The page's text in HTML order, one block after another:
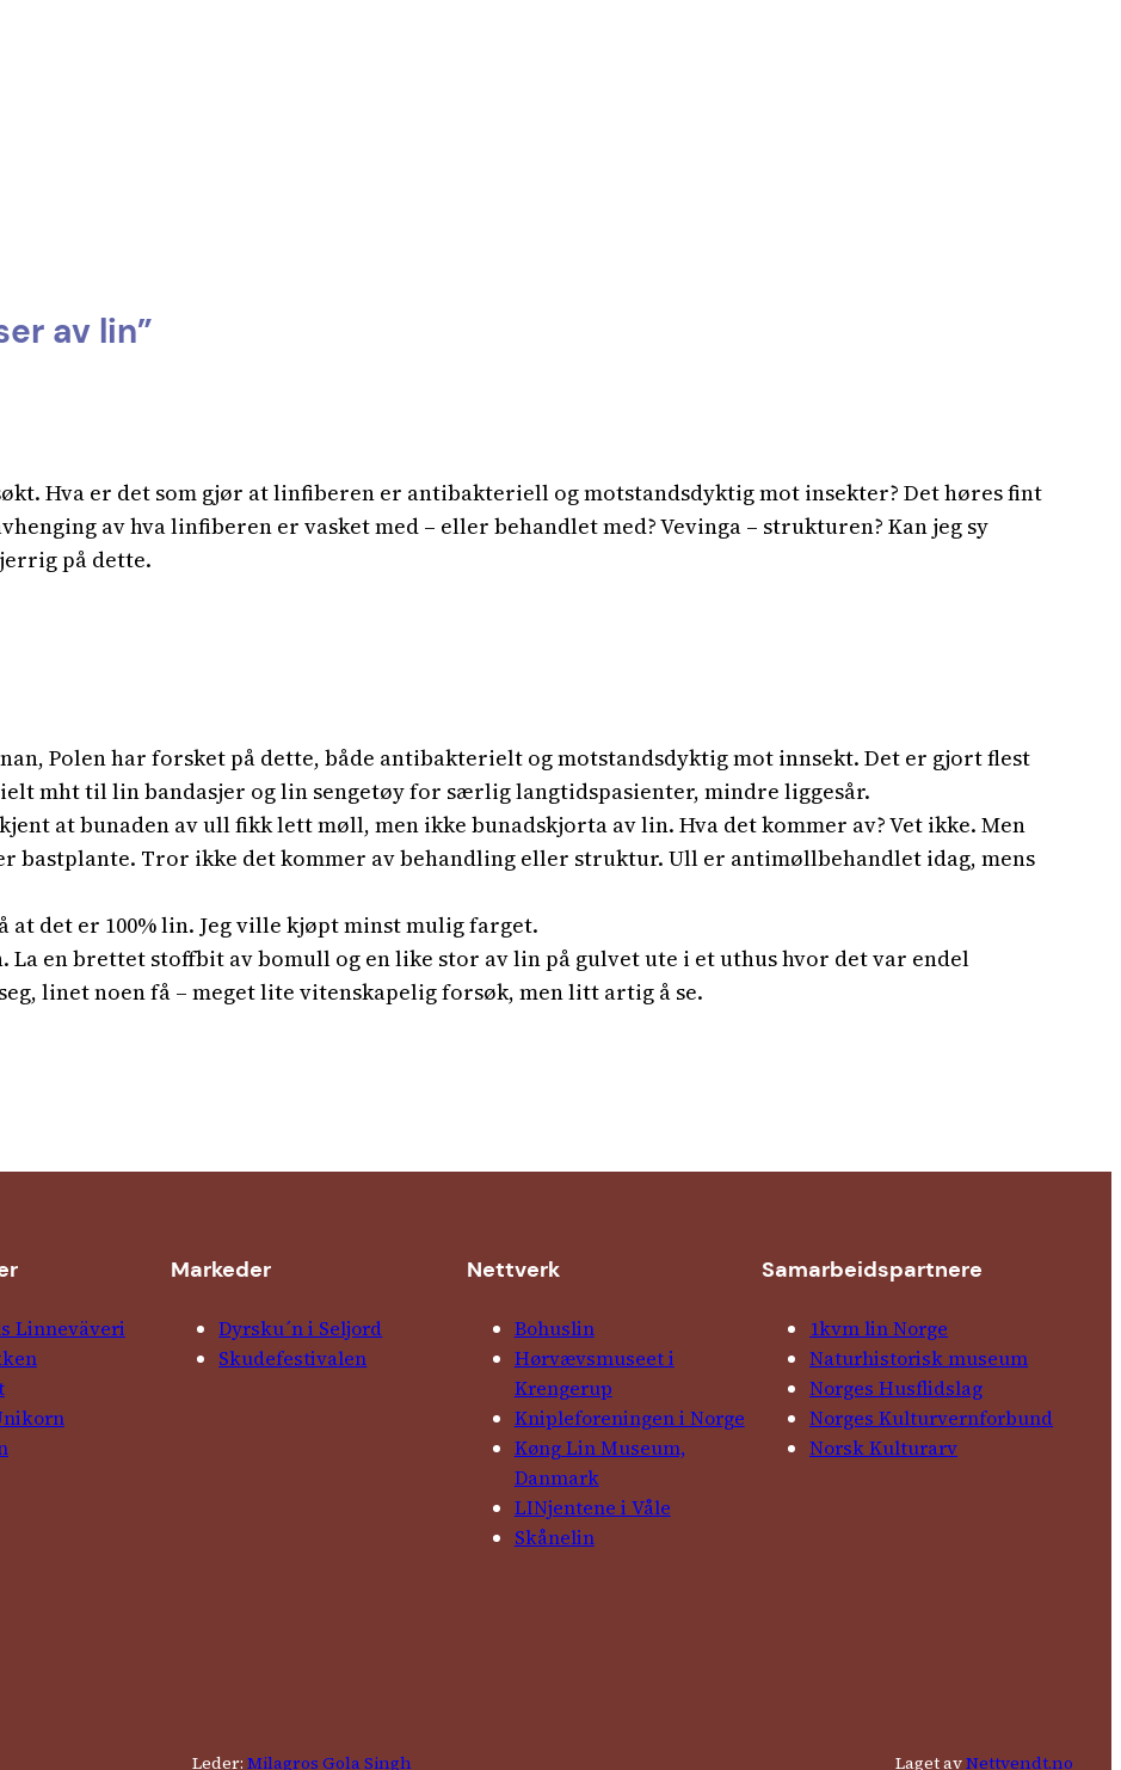
av lin”
Hva er det som gjør at linfiberen er antibakteriell og motstandsdyktig mot insekter? Det høres fint
av hva linfiberen er vasket med – eller behandlet med? Vevinga – strukturen? Kan jeg sy
på dette.
Polen har forsket på dette, både antibakterielt og motstandsdyktig mot innsekt. Det er gjort flest
mht til lin bandasjer og lin sengetøy for særlig langtidspasienter, mindre liggesår.
at bunaden av ull fikk lett møll, men ikke bunadskjorta av lin. Hva det kommer av? Vet ikke. Men
bastplante. Tror ikke det kommer av behandling eller struktur. Ull er antimøllbehandlet idag, mens
at det er 100% lin. Jeg ville kjøpt minst mulig farget.
La en brettet stoffbit av bomull og en like stor av lin på gulvet ute i et uthus hvor det var endel
linet noen få – meget lite vitenskapelig forsøk, men litt artig å se.
Linne­väveri
Markeder
Dyrsku´n i Seljord
Skude­fes­tivalen
Nettverk
Bohuslin
Hørvævs­museet i
Krengerup
Kniple­foreningen i Norge
Køng Lin Museum,
Danmark
LINjentene i Våle
Skånelin
Samarbeids­partnere
1kvm lin Norge
Natur­his­torisk­ museum
Norges Husflids­lag
Norges Kultur­vern­forbund
Norsk Kulturarv
Leder: Milagros Gola Singh Laget avNettvendt.no